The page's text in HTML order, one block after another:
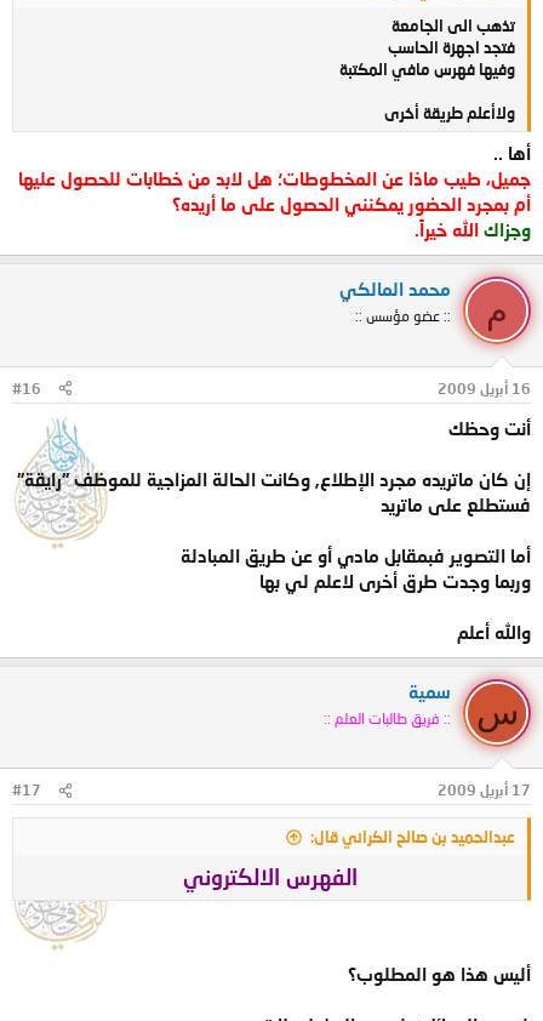
تذهب الى الجامعة
فتجد اجهزة الحاسب
وفيها فهرس مافي المكتبة
ولاأعلم طريقة أخرى
أها ..
جميل، طيب ماذا عن المخطوطات؛ هل لابد من خطابات للحصول عليها
أم بمجرد الحضور يمكنني الحصول على ما أريده؟
وجزاك الله خيراً.
م
محمد المالكي
:: عضو مؤسس ::
16 أبريل 2009 #16
أنت وحظك
إن كان ماتريده مجرد الإطلاع, وكانت الحالة المزاجية للموظف "رايقة"
فستطلع على ماتريد
أما التصوير فبمقابل مادي أو عن طريق المبادلة
وربما وجدت طرق أخرى لاعلم لي بها
والله أعلم
س
سمية
:: فريق طالبات العلم ::
17 أبريل 2009 #17
عبدالحميد بن صالح الكراني قال:
الفهرس الالكتروني
أليس هذا هو المطلوب؟